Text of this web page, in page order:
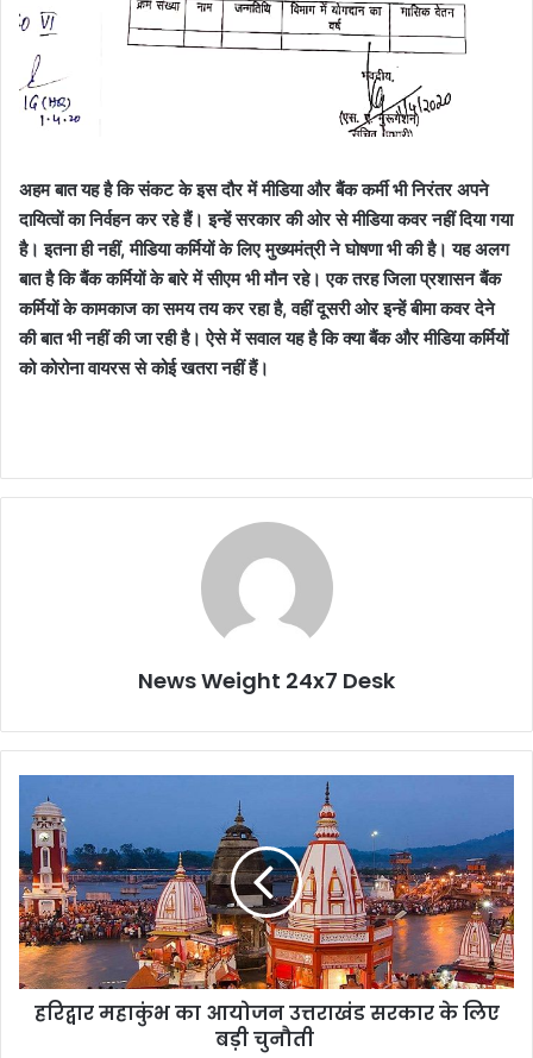
अहम बात यह है कि संकट के इस दौर में मीडिया और बैंक कर्मी भी निरंतर अपने
दायित्वों का निर्वहन कर रहे हैं। इन्हें सरकार की ओर से मीडिया कवर नहीं दिया गया
है। इतना ही नहीं, मीडिया कर्मियों के लिए मुख्यमंत्री ने घोषणा भी की है। यह अलग
बात है कि बैंक कर्मियों के बारे में सीएम भी मौन रहे। एक तरह जिला प्रशासन बैंक
कर्मियों के कामकाज का समय तय कर रहा है, वहीं दूसरी ओर इन्हें बीमा कवर देने
की बात भी नहीं की जा रही है। ऐसे में सवाल यह है कि क्या बैंक और मीडिया कर्मियों
को कोरोना वायरस से कोई खतरा नहीं हैं।
News Weight 24x7 Desk
र
म
हा
कुं
भ
का
हरिद्वार महाकुंभ का आयोजन उत्तराखंड सरकार के लिए
बड़ी चुनौती